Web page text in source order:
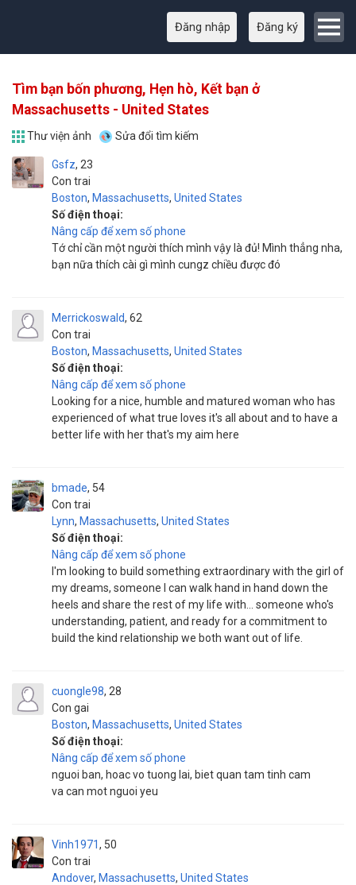
Đăng nhập Đăng ký
Tìm bạn bốn phương, Hẹn hò, Kết bạn ở
Massachusetts - United States
Thư viện ảnh Sửa đổi tìm kiếm
Gsfz
Con trai
23
Boston, Massachusetts, United States
Số điện thoại:
Nâng cấp để xem số phone
Tớ chỉ cần một người thích mình vậy là đủ! Mình thẳng nha,
bạn nữa thích cài gì mình cungz chiều được đó
Merrickoswald
Con trai
62
Boston, Massachusetts, United States
Số điện thoại:
Nâng cấp để xem số phone
Looking for a nice, humble and matured woman who has
experienced of what true loves it's all about and to have a
better life with her that's my aim here
bmade
Con trai
54
Lynn, Massachusetts, United States
Số điện thoại:
Nâng cấp để xem số phone
I'm looking to build something extraordinary with the girl of
my dreams, someone I can walk hand in hand down the
heels and share the rest of my life with... someone who's
understanding, patient, and ready for a commitment to
build the kind relationship we both want out of life.
cuongle98
Con gai
28
Boston, Massachusetts, United States
Số điện thoại:
Nâng cấp để xem số phone
nguoi ban, hoac vo tuong lai, biet quan tam tinh cam
va can mot nguoi yeu
Vinh1971
Con trai
50
Andover, Massachusetts, United States